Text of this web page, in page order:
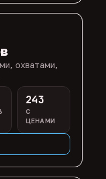
охватами,
243
С
ЦЕНАМИ